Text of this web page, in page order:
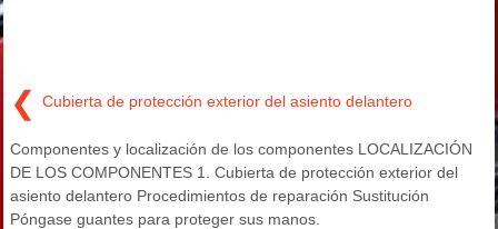
❮ Cubierta de protección exterior del asiento delantero
Componentes y localización de los componentes LOCALIZACIÓN
DE LOS COMPONENTES 1. Cubierta de protección exterior del
asiento delantero Procedimientos de reparación Sustitución
Póngase guantes para proteger sus manos.